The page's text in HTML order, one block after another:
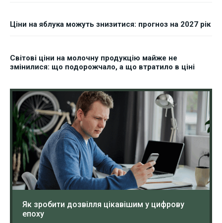
Ціни на яблука можуть знизитися: прогноз на 2027 рік
Світові ціни на молочну продукцію майже не
змінилися: що подорожчало, а що втратило в ціні
Як зробити дозвілля цікавішим у цифрову
епоху